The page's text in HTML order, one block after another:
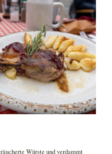
Würste und verdammt